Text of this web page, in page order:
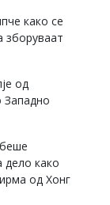
како се
зборуваат
од
Западно
дело како
од Хонг